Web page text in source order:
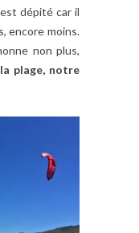
dépité car il
encore moins.
non plus,
plage, notre